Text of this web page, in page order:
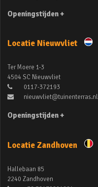
Openingstijden +
Locatie Nieuwvliet
Ter Moere 1-3
4504 SC Nieuwvliet
0117-372193
nieuwvliet@tuinenterras.nl
Openingstijden +
Locatie Zandhoven
Hallebaan 85
2240 Zandhoven